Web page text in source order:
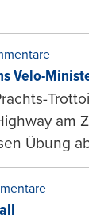
Velo-
am
Übung